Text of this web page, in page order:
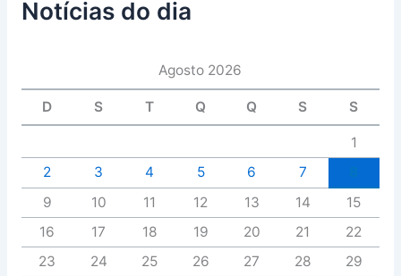
Notícias do dia
Agosto 2026
D S T Q Q S S
1
2
3 4 5 6 7
9
10 11 12 13 14
15
16
17 18 19 20 21
22
23
24 25 26 27 28
29